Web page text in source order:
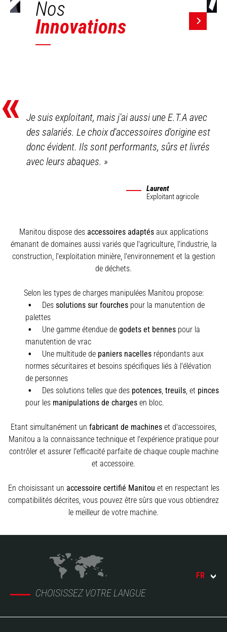
Nos
Innovations
«
Je suis exploitant, mais j'ai aussi une E.T.A avec
des salariés. Le choix d'accessoires d'origine est
donc évident. Ils sont performants, sûrs et livrés
avec leurs abaques.»
Laurent
Exploitant agricole
Manitou dispose des accessoires adaptésaux applications
émanant de domaines aussi variés que l'agriculture, l'industrie, la
construction, l'exploitation minière, l'environnement et la gestion
de déchets.
Selon les types de charges manipulées Manitou propose:
Des solutions sur fourches pour la manutention de
palettes
Une gamme étendue de godets et bennes pour la
manutention de vrac
Une multitude de paniers nacelles répondants aux
normes sécuritaires et besoins spécifiques liés à l'élévation
de personnes
Des solutions telles que des potences treuils et pinces
pour les manipulations de charges en bloc.
Etant simultanément un fabricant de machines et d'accessoires,
Manitou a la connaissance technique et l'expérience pratique pour
contrôler et assurer l'efficacité parfaite de chaque couple machine
et accessoire.
En choisissant un accessoire certifié Manitou et en respectant les
compatibilités décrites, vous pouvez être sûrs que vous obtiendrez
le meilleur de votre machine.
CHOISISSEZ VOTRE LANGUE
FR